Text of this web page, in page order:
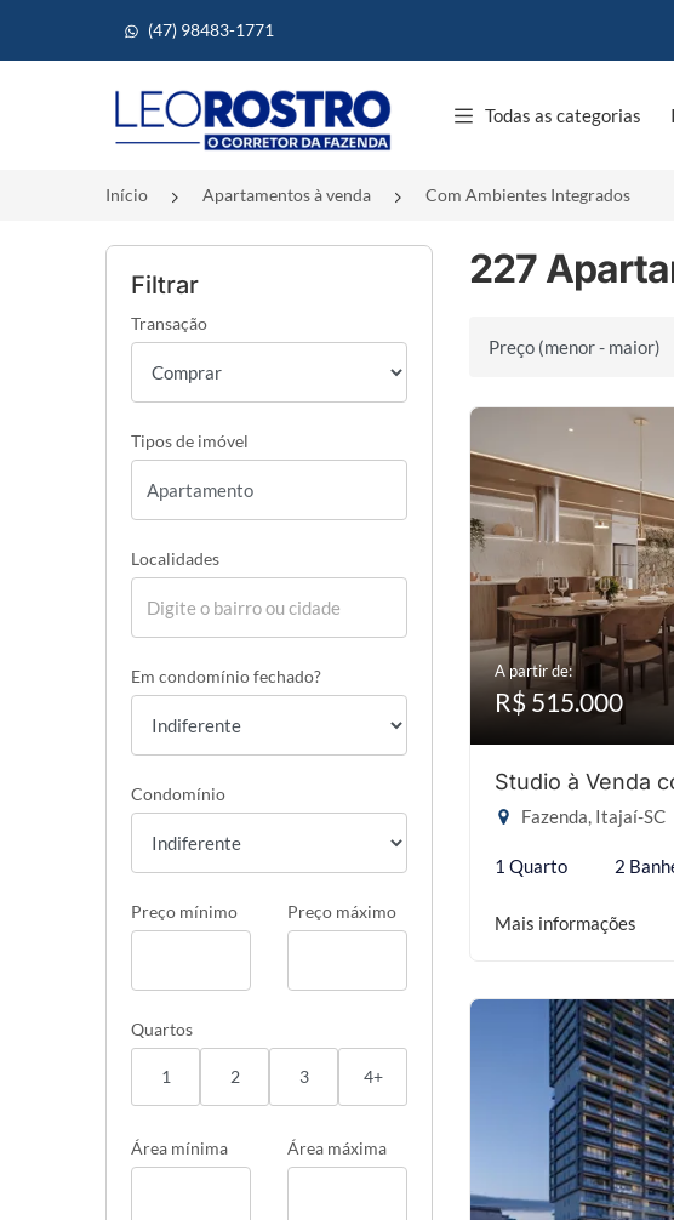
(47) 98483-1771
Página inicial
Todas as categorias
Início Apartamentos à venda Com Ambientes Integrados
Filtrar
Transação
Tipos de imóvel
Localidades
Em condomínio fechado?
Condomínio
Preço mínimo Preço máximo
Quartos
1 2 3 4+
Área mínima Área máxima
227
Ordenar por
A partir de:
R$ 515.000
Studio à Venda
Fazenda, Itajaí-SC
1 Quarto 2
Mais informações